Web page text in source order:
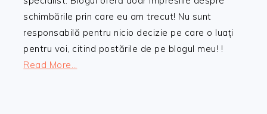
schimbările prin care eu am trecut! Nu sunt
responsabilă pentru nicio decizie pe care o luați
pentru voi, citind postările de pe blogul meu! !
Read More…